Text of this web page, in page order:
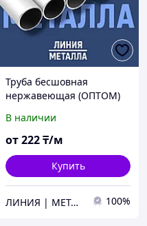
Труба бесшовная
нержавеющая (ОПТОМ)
В наличии
от222₸/м
Купить
ЛИНИЯ | МЕТАЛЛА 100%